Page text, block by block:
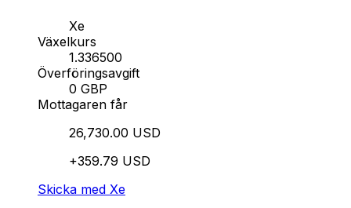
Xe
Växelkurs
1.336500
Överföringsavgift
0 GBP
Mottagaren får
26,730.00 USD
+359.79 USD
Skicka med Xe